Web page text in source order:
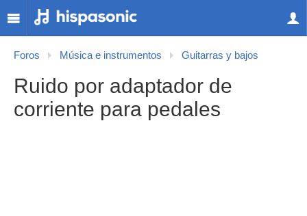
Foros Música e instrumentos Guitarras y bajos
Ruido por adaptador de
corriente para pedales